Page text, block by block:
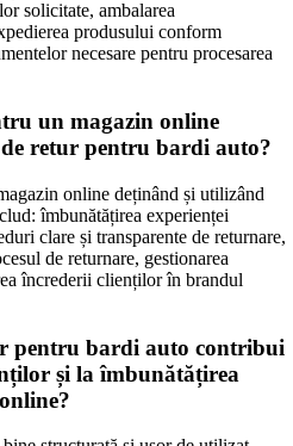
solicitate, ambalarea
produsului conform
necesare pentru procesarea
un magazin online
retur pentru bardi auto?
online deținând și utilizând
îmbunătățirea experienței
clare și transparente de returnare,
de returnare, gestionarea
încrederii clienților în brandul
pentru bardi auto contribui
și la îmbunătățirea